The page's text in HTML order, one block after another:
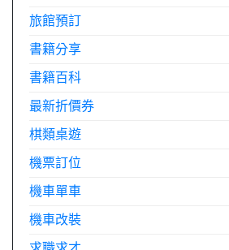
旅館預訂
書籍分享
書籍百科
最新折價券
棋類桌遊
機票訂位
機車單車
機車改裝